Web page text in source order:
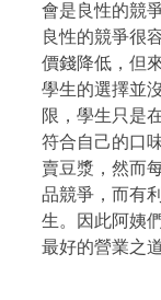
會是良性的競
良性的競爭很
價錢降低，但
學生的選擇並
限，學生只是
符合自己的口
賣豆漿，然而
品競爭，而有
生。因此阿姨
最好的營業之